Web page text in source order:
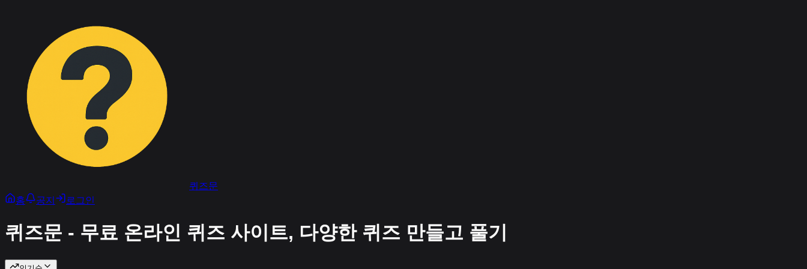
퀴즈문
홈
공지 로그인
퀴즈문 - 무료 온라인 퀴즈 사이트, 다양한 퀴즈 만들고 풀기